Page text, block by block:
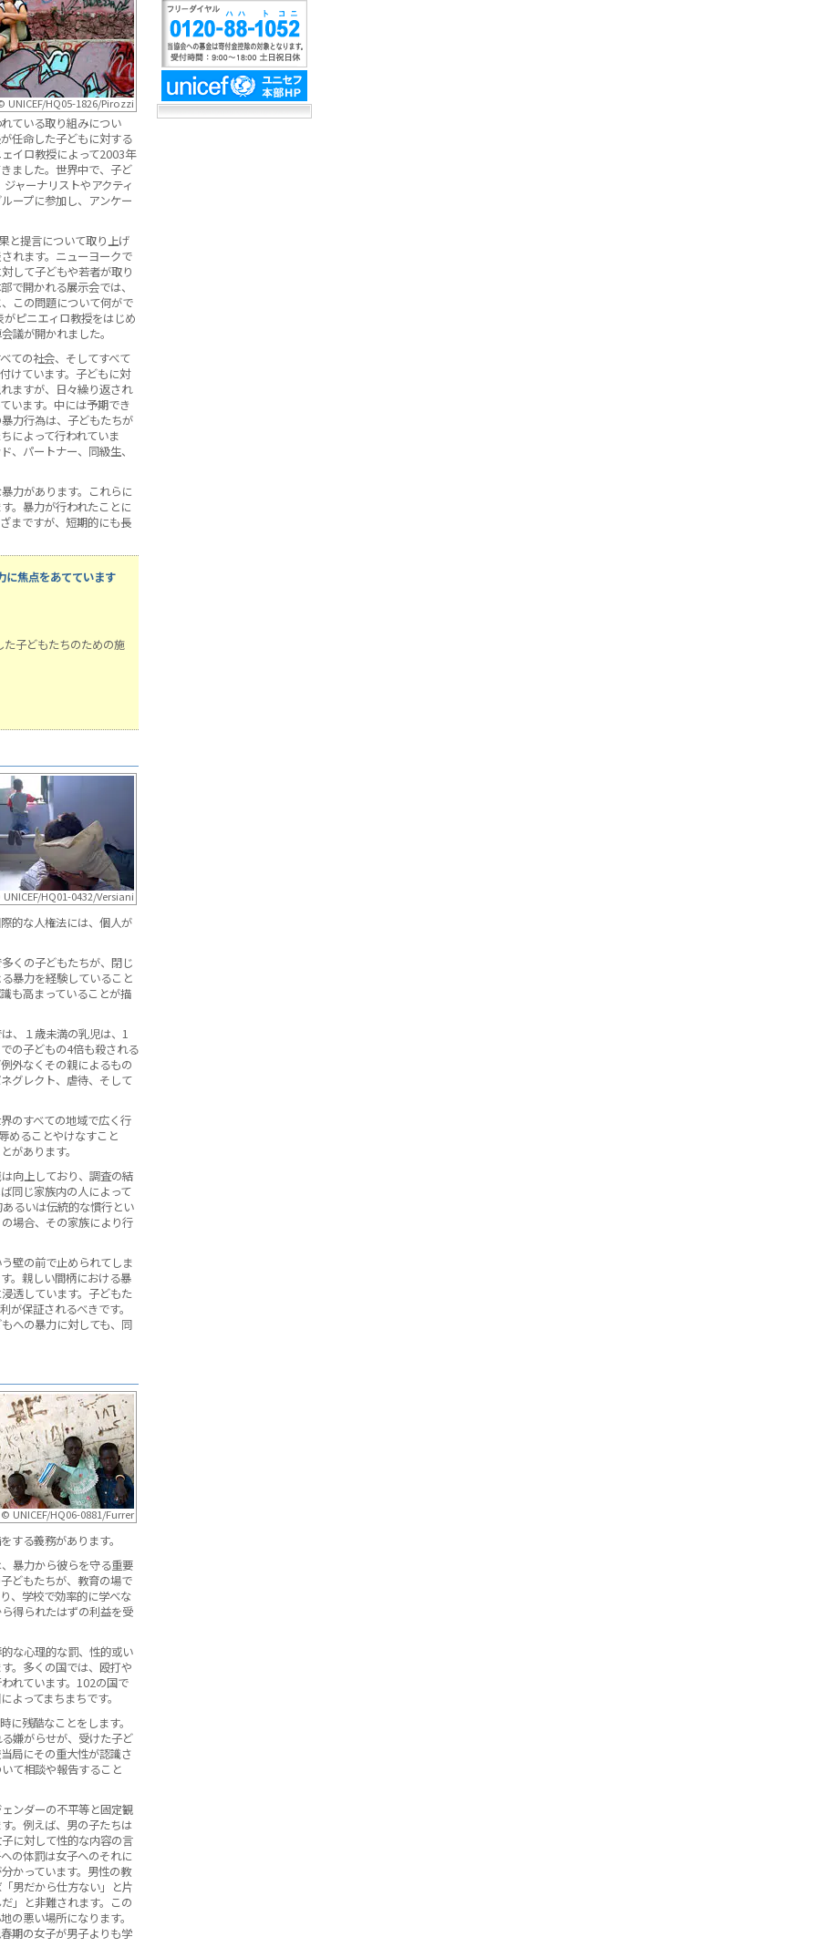
UNICEF/HQ05-1826/Pirozzi
ている取り組みについ
任命した子どもに対する
イロ教授によって2003年
ました。世界中で、子ど
ャーナリストやアクティ
ープに参加し、アンケー
と提言について取り上げ
れます。ニューヨークで
して子どもや若者が取り
で開かれる展示会では、
この問題について何がで
ピニエィロ教授をはじめ
議が開かれました。
ての社会、そしてすべて
けています。子どもに対
ますが、日々繰り返され
います。中には予期でき
力行為は、子どもたちが
によって行われていま
、パートナー、同級生、
力があります。これらに
。暴力が行われたことに
まですが、短期的にも長
に焦点をあてています
子どもたちのための施
HQ01-0432/Versiani
的な人権法には、個人が
くの子どもたちが、閉じ
暴力を経験していること
も高まっていることが描
、１歳未満の乳児は、1
の子どもの4倍も殺される
外なくその親によるもの
グレクト、虐待、そして
のすべての地域で広く行
めることやけなすこと
があります。
向上しており、調査の結
同じ家族内の人によって
るいは伝統的な慣行とい
場合、その家族により行
壁の前で止められてしま
。親しい間柄における暴
透しています。子どもた
が保証されるべきです。
への暴力に対しても、同
© UNICEF/HQ06-0881/Furrer
する義務があります。
暴力から彼らを守る重要
どもたちが、教育の場で
、学校で効率的に学べな
得られたはずの利益を受
な心理的な罰、性的或い
。多くの国では、殴打や
れています。102の国で
よってまちまちです。
に残酷なことをします。
嫌がらせが、受けた子ど
局にその重大性が認識さ
て相談や報告すること
ンダーの不平等と固定観
。例えば、男の子たちは
に対して性的な内容の言
の体罰は女子へのそれに
かっています。男性の教
男だから仕方ない」と片
」と非難されます。この
の悪い場所になります。
期の女子が男子よりも学